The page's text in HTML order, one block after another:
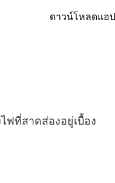
ดาวน์โหลดแอป
ฟที่สาดส่องอยู่เบื้อง